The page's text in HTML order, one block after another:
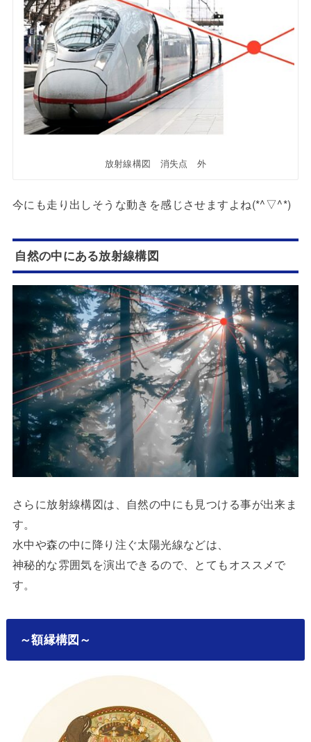
放射線構図 消失点 外
今にも走り出しそうな動きを感じさせますよね(*^▽^*)
自然の中にある放射線構図
さらに放射線構図は、自然の中にも見つける事が出来ま
す。
水中や森の中に降り注ぐ太陽光線などは、
神秘的な雰囲気を演出できるので、とてもオススメで
す。
～額縁構図～